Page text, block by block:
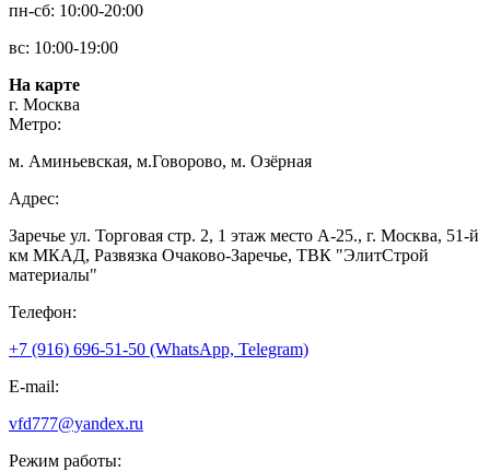
пн-сб: 10:00-20:00
вс: 10:00-19:00
На карте
г. Москва
Метро:
м. Аминьевская, м.Говорово, м. Озёрная
Адрес:
Заречье ул. Торговая стр. 2, 1 этаж место A-25., г. Москва, 51-й
км МКАД, Развязка Очаково-Заречье, ТВК "ЭлитСтрой
материалы"
Телефон:
+7 (916) 696-51-50 (WhatsApp, Telegram)
E-mail:
vfd777@yandex.ru
Режим работы: